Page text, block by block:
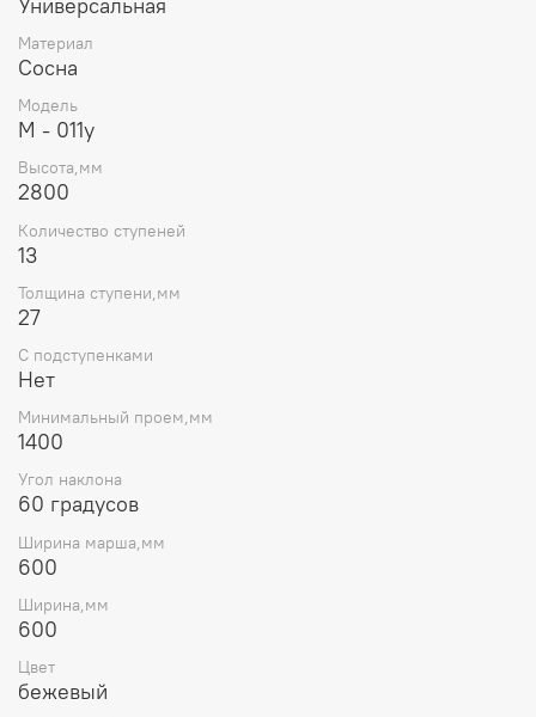
Материал
Сосна
Модель
М - 011у
Высота,мм
2800
Количество ступеней
13
Толщина ступени,мм
27
С подступенками
Нет
Минимальный проем,мм
1400
Угол наклона
60 градусов
Ширина марша,мм
600
Ширина,мм
600
Цвет
бежевый